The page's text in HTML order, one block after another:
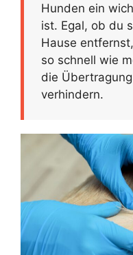
Hunden ein
ist. Egal, ob du
Hause
so schnell wie
die
verhindern.